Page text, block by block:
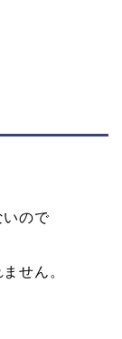
いので
せん。